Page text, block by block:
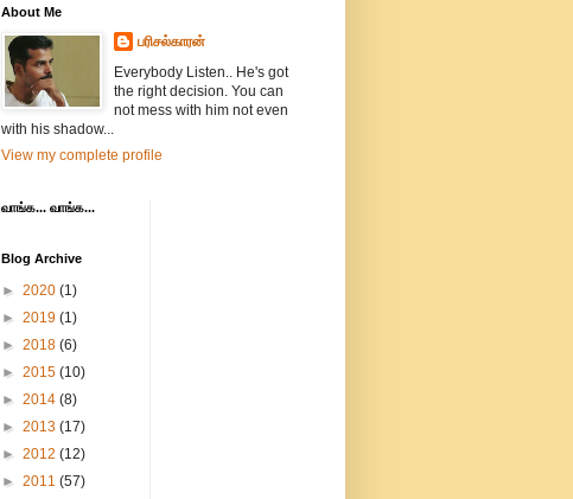
About Me
பரிசல்காரன்
Everybody Listen.. He's got
the right decision. You can
not mess with him not even
with his shadow...
View my complete profile
வாங்க... வாங்க...
Blog Archive
► 2020 (1)
► 2019 (1)
► 2018 (6)
► 2015 (10)
► 2014 (8)
► 2013 (17)
► 2012 (12)
► 2011 (57)